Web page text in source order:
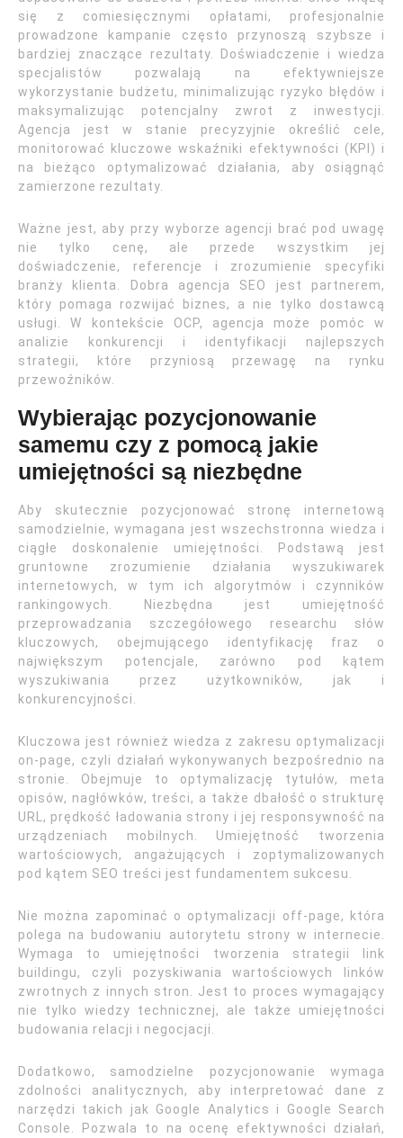
się z comiesięcznymi opłatami, profesjonalnie
prowadzone kampanie często przynoszą szybsze i
bardziej znaczące rezultaty. Doświadczenie i wiedza
specjalistów pozwalają na efektywniejsze
wykorzystanie budżetu, minimalizując ryzyko błędów i
maksymalizując potencjalny zwrot z inwestycji.
Agencja jest w stanie precyzyjnie określić cele,
monitorować kluczowe wskaźniki efektywności (KPI) i
na bieżąco optymalizować działania, aby osiągnąć
zamierzone rezultaty.
Ważne jest, aby przy wyborze agencji brać pod uwagę
nie tylko cenę, ale przede wszystkim jej
doświadczenie, referencje i zrozumienie specyfiki
branży klienta. Dobra agencja SEO jest partnerem,
który pomaga rozwijać biznes, a nie tylko dostawcą
usługi. W kontekście OCP, agencja może pomóc w
analizie konkurencji i identyfikacji najlepszych
strategii, które przyniosą przewagę na rynku
przewoźników.
Wybierając pozycjonowanie
samemu czy z pomocą jakie
umiejętności są niezbędne
Aby skutecznie pozycjonować stronę internetową
samodzielnie, wymagana jest wszechstronna wiedza i
ciągłe doskonalenie umiejętności. Podstawą jest
gruntowne zrozumienie działania wyszukiwarek
internetowych, w tym ich algorytmów i czynników
rankingowych. Niezbędna jest umiejętność
przeprowadzania szczegółowego researchu słów
kluczowych, obejmującego identyfikację fraz o
największym potencjale, zarówno pod kątem
wyszukiwania przez użytkowników, jak i
konkurencyjności.
Kluczowa jest również wiedza z zakresu optymalizacji
on-page, czyli działań wykonywanych bezpośrednio na
stronie. Obejmuje to optymalizację tytułów, meta
opisów, nagłówków, treści, a także dbałość o strukturę
URL, prędkość ładowania strony i jej responsywność na
urządzeniach mobilnych. Umiejętność tworzenia
wartościowych, angażujących i zoptymalizowanych
pod kątem SEO treści jest fundamentem sukcesu.
Nie można zapominać o optymalizacji off-page, która
polega na budowaniu autorytetu strony w internecie.
Wymaga to umiejętności tworzenia strategii link
buildingu, czyli pozyskiwania wartościowych linków
zwrotnych z innych stron. Jest to proces wymagający
nie tylko wiedzy technicznej, ale także umiejętności
budowania relacji i negocjacji.
Dodatkowo, samodzielne pozycjonowanie wymaga
zdolności analitycznych, aby interpretować dane z
narzędzi takich jak Google Analytics i Google Search
Console. Pozwala to na ocenę efektywności działań,